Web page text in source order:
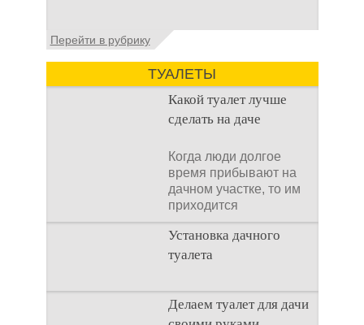
Установка септика Тверь - важнейший
аспект утилизации сточных вод в частных
домах и на загородных
Перейти в рубрику
ТУАЛЕТЫ
Какой туалет лучше
сделать на даче
Когда люди долгое
время прибывают на
дачном участке, то им
приходится
подстраивать все
условия
Установка дачного
туалета
Наличие туалета на
даче не является
Делаем туалет для дачи